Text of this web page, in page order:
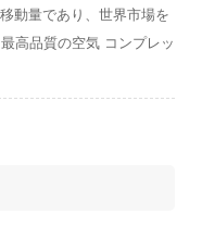
動量であり、世界市場を
高品質の空気 コンプレッ